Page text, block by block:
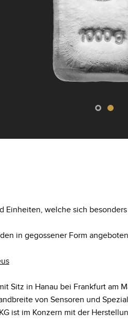
Einheiten, welche sich
in gegossener Form
Sitz in Hanau bei Frankfurt am
von Sensoren und
ist im Konzern mit der